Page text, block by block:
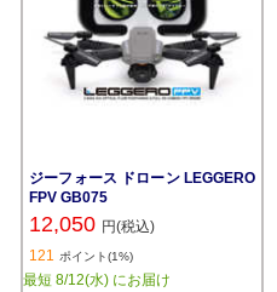
ジーフォース ドローン LEGGERO
FPV GB075
12,050 円(税込)
121 ポイント(1%)
最短 8/12(水) にお届け